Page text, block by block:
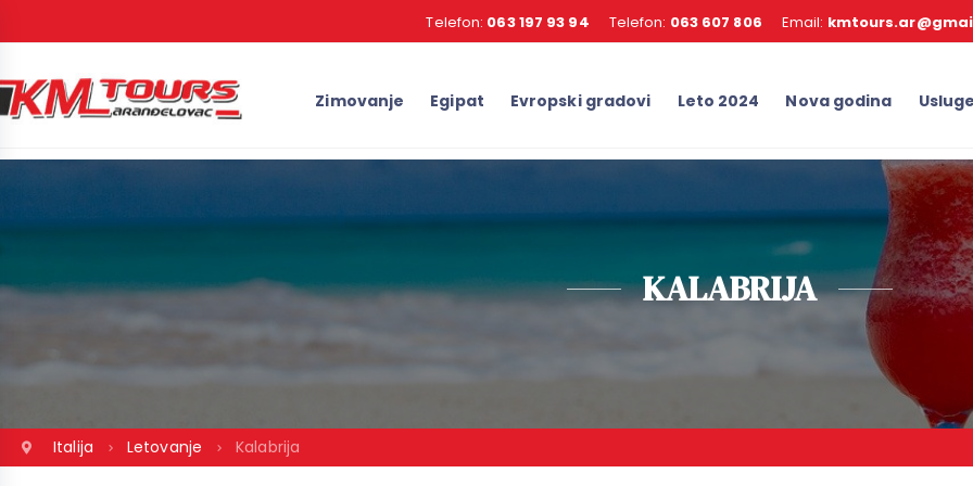
Telefon: 063 197 93 94 Telefon: 063 607 806 Email:
Zimovanje Egipat Evropski gradovi Leto 2024 Nova godina
KALABRIJA
Italija Letovanje Kalabrija